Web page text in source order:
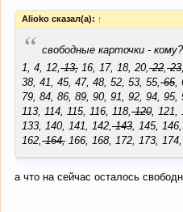
Alioko сказал(а): ↑
“ свободные карточки -
1, 4, 12, 13, 16, 17, 18, 20, 22 23
38, 41, 45, 47, 48, 52, 53, 55, 65,
79, 84, 86, 89, 90, 91, 92, 94, 95,
113, 114, 115, 116, 118, 120, 121,
133, 140, 141, 142, 143 , 145,
162, 164, 166, 168, 172, 173,
а что на сейчас осталось